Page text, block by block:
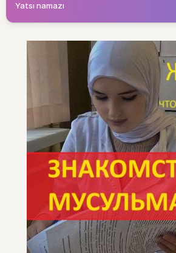
Yatsı namazı